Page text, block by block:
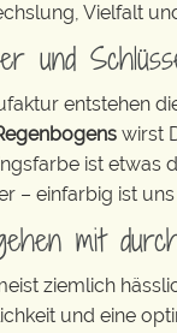
Vielfalt
und
entstehen
wirst
ist etwas
– einfarbig ist
mit
ziemlich
und eine